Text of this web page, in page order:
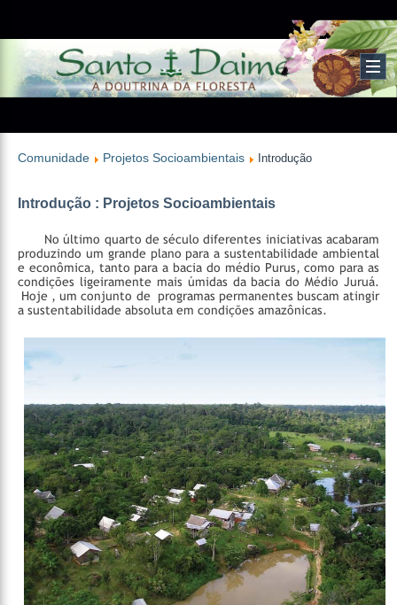
Comunidade Projetos Socioambientais Introdução
Introdução : Projetos Socioambientais
No último quarto de século diferentes iniciativas acabaram
produzindo um grande plano para a sustentabilidade ambiental
e econômica, tanto para a bacia do médio Purus, como para as
condições ligeiramente mais úmidas da bacia do Médio Juruá.
Hoje , um conjunto de programas permanentes buscam atingir
a sustentabilidade absoluta em condições amazônicas.